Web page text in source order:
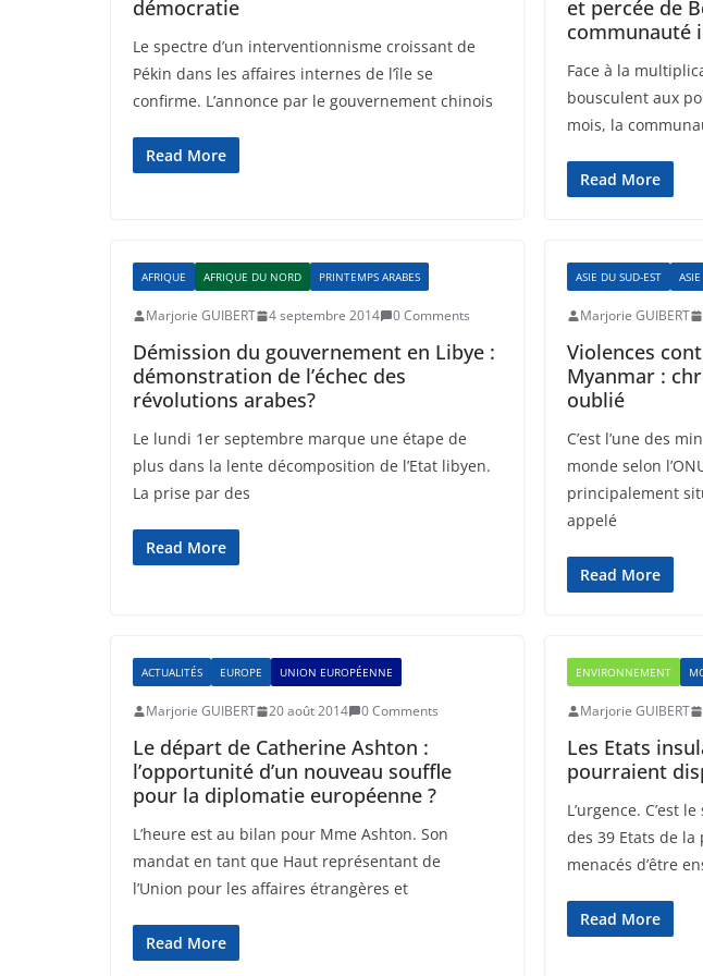
démocratie
Le spectre d’un interventionnisme croissant de
Pékin dans les affaires internes de l’île se
confirme. L’annonce par le gouvernement chinois
Read More
et percée de
communauté
Face à la
bousculent aux
mois, la
Read More
AFRIQUE AFRIQUE DU NORD PRINTEMPS ARABES
Marjorie GUIBERT 4 septembre 2014 0 Comments
Démission du gouvernement en Libye :
démonstration de l’échec des
révolutions arabes?
Le lundi 1er septembre marque une étape de
plus dans la lente décomposition de l’Etat libyen.
La prise par des
Read More
ASIE DU SUD-EST
Marjorie GUIBERT
Violences
Myanmar :
oublié
C’est l’une des
monde selon
principalement
appelé
Read More
ACTUALITÉS EUROPE UNION EUROPÉENNE
Marjorie GUIBERT 20 août 2014 0 Comments
Le départ de Catherine Ashton :
l’opportunité d’un nouveau souffle
pour la diplomatie européenne ?
L’heure est au bilan pour Mme Ashton. Son
mandat en tant que Haut représentant de
l’Union pour les affaires étrangères et
Read More
ENVIRONNEMENT
Marjorie GUIBERT
Les Etats
pourraient
L’urgence. C’est
des 39 Etats de
menacés d’être
Read More